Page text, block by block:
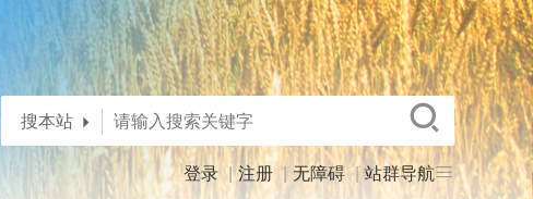
搜本站
登录 注册 无障碍 站群导航